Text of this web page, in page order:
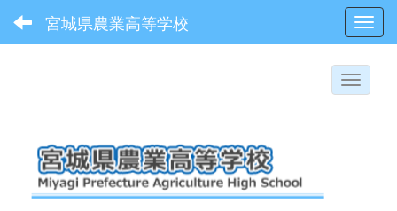
宮城県農業高等学校